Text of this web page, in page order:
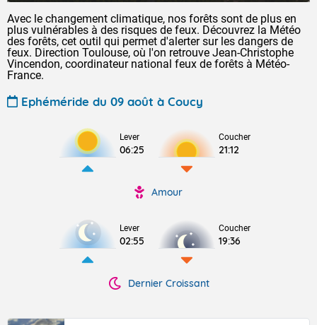
Avec le changement climatique, nos forêts sont de plus en
plus vulnérables à des risques de feux. Découvrez la Météo
des forêts, cet outil qui permet d'alerter sur les dangers de
feux. Direction Toulouse, où l'on retrouve Jean-Christophe
Vincendon, coordinateur national feux de forêts à Météo-
France.
Ephéméride du 09 août à Coucy
Lever
06:25
Coucher
21:12
Amour
Lever
02:55
Coucher
19:36
Dernier Croissant